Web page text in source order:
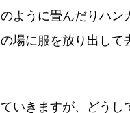
ように畳んだりハ
場に服を放り出し
いきますが、どう